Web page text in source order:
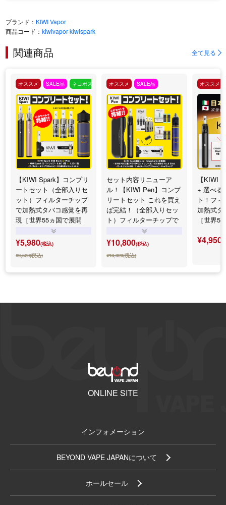
ブランド： KIWI Vapor
商品コード：kiwivapor-kiwispark
関連商品 全て見る
オススメ SALE品 ネコポス対応
【KIWI Spark】コンプリ
ートセット（全部入りセ
ット）フィルターチップ
で加熱式タバコ感覚を再
現［世界55ヵ国で展開
¥5,980(税込)
¥9,520(税込)
オススメ SALE品
セット内容リニューア
ル！【KIWI Pen】コンプ
リートセット これを買え
ば完結！（全部入りセッ
ト）フィルターチップで
加熱式タバコ感覚を再現
［世界55ヵ国で展開中］
¥10,800(税込)
¥18,320(税込)
オススメ
【KIWI
+ 選べる
ト！フ
加熱式タ
［世界
¥4,950
ONLINE SITE
インフォメーション
BEYOND VAPE JAPANについて
ホールセール